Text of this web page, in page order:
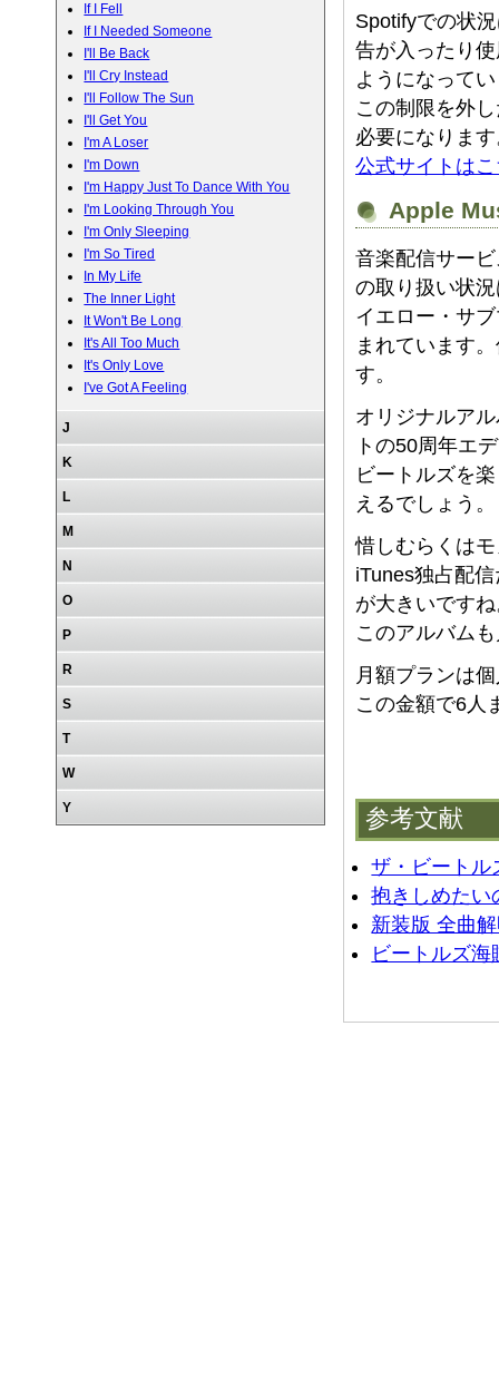
Spotifyでの状
告が入ったり
ようになって
この制限を外
必要になりま
公式サイトは
Apple
音楽配信サー
の取り扱い状
イエロー・サ
まれています
す。
オリジナルア
トの50周年エ
ビートルズを
えるでしょう。
惜しむらくは
iTunes独占配
が大きいです
このアルバム
月額プランは
この金額で6人
参考文献
ザ・ビートル
抱きしめたい
新装版 全曲
ビートルズ
If I Fell
If I Needed Someone
I'll Be Back
I'll Cry Instead
I'll Follow The Sun
I'll Get You
I'm A Loser
I'm Down
I'm Happy Just To Dance With You
I'm Looking Through You
I'm Only Sleeping
I'm So Tired
In My Life
The Inner Light
It Won't Be Long
It's All Too Much
It's Only Love
I've Got A Feeling
J
K
L
M
N
O
P
R
S
T
W
Y